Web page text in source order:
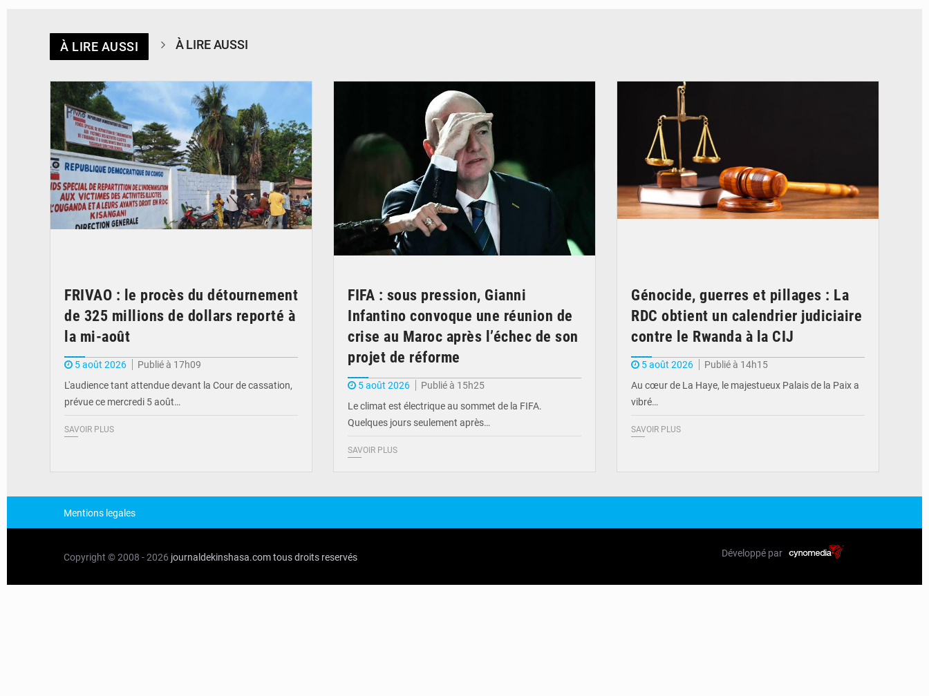
À LIRE AUSSI À LIRE AUSSI
FRIVAO : le procès du détournement
de 325 millions de dollars reporté à
la mi-août
5 août 2026
Publié à 17h09
L'audience tant attendue devant la Cour de cassation,
prévue ce mercredi 5 août…
SAVOIR PLUS
FIFA : sous pression, Gianni
Infantino convoque une réunion de
crise au Maroc après l’échec de son
projet de réforme
5 août 2026
Publié à 15h25
Le climat est électrique au sommet de la FIFA.
Quelques jours seulement après…
SAVOIR PLUS
Génocide, guerres et pillages : La
RDC obtient un calendrier judiciaire
contre le Rwanda à la CIJ
5 août 2026
Publié à 14h15
Au cœur de La Haye, le majestueux Palais de la Paix a
vibré…
SAVOIR PLUS
Mentions legales
Copyright © 2008 - 2026 journaldekinshasa.comtous droits reservés Développé par